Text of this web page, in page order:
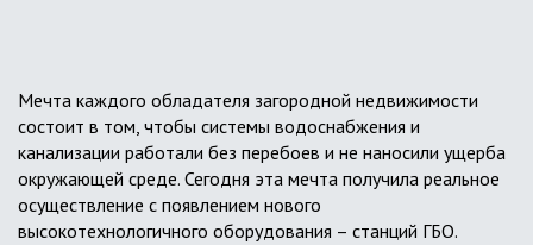
Мечта каждого обладателя загородной недвижимости
состоит в том, чтобы системы водоснабжения и
канализации работали без перебоев и не наносили ущерба
окружающей среде. Сегодня эта мечта получила реальное
осуществление с появлением нового
высокотехнологичного оборудования – станций ГБО.